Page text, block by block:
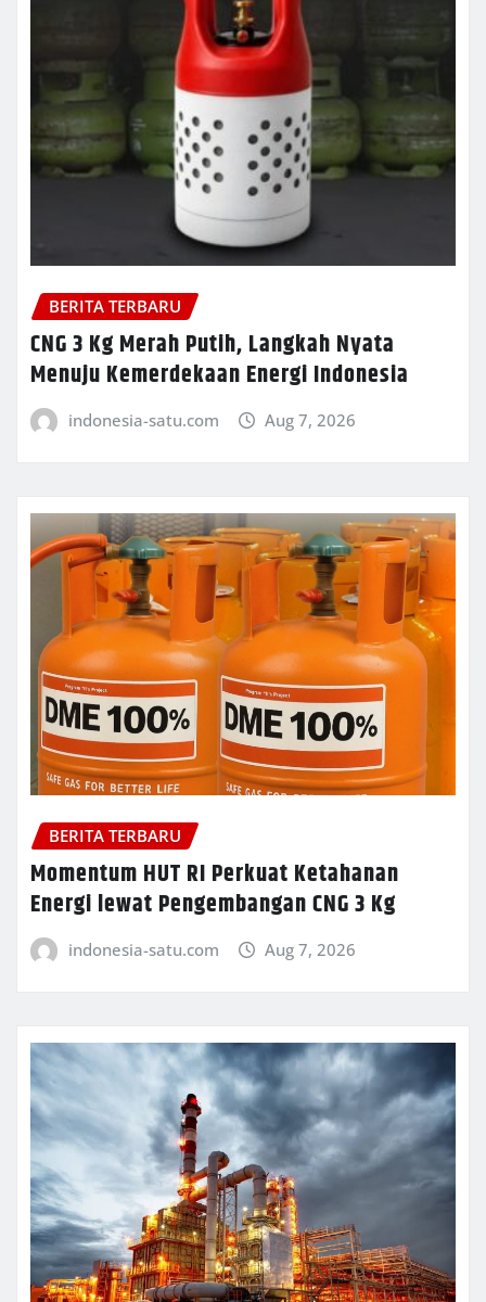
BERITA TERBARU
CNG 3 Kg Merah Putih, Langkah Nyata
Menuju Kemerdekaan Energi Indonesia
indonesia-satu.com Aug 7, 2026
BERITA TERBARU
Momentum HUT RI Perkuat Ketahanan
Energi lewat Pengembangan CNG 3 Kg
indonesia-satu.com Aug 7, 2026